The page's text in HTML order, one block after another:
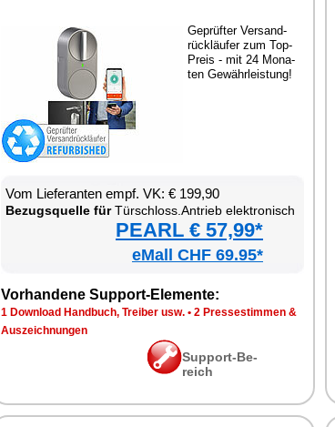
Ge­prüf­ter Ver­sand­
rück­läu­fer zum Top-
Preis - mit 24 Mo­na­
ten Ge­währ­leis­tung!
Vom Lie­fe­ran­ten empf. VK: € 199,90
Be­zugs­quel­le fürTür­schloss.An­trieb elek­tro­nisch
PEARL € 57,99*
eMall CHF 69.95*
Vor­han­de­ne Sup­port-Ele­men­te:
1 Down­load Hand­buch, Trei­ber usw. • 2 Pres­se­stim­men &
Aus­zeich­nun­gen
Sup­port-Be­
reich